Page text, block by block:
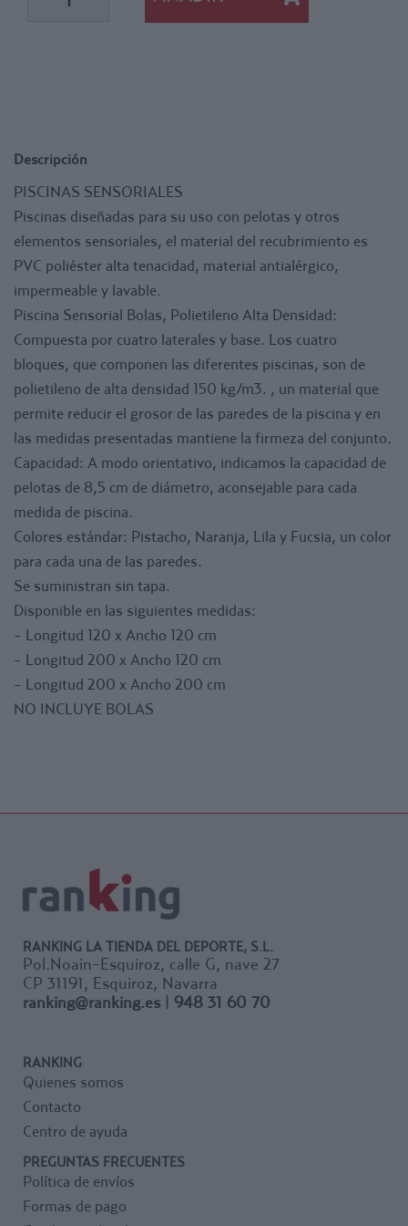
Colores estándar: Pistacho, Naranja, Lila y Fucsia, un color
- Longitud 200 x Ancho 120 cm
NO INCLUYE BOLAS
Descripción
PISCINAS SENSORIALES
Piscinas diseñadas para su uso con pelotas y otros
elementos sensoriales, el material del recubrimiento es
PVC poliéster alta tenacidad, material antialérgico,
impermeable y lavable.
Piscina Sensorial Bolas, Polietileno Alta Densidad:
Compuesta por cuatro laterales y base. Los cuatro
bloques, que componen las diferentes piscinas, son de
polietileno de alta densidad 150 kg/m3. , un material que
permite reducir el grosor de las paredes de la piscina y en
las medidas presentadas mantiene la firmeza del conjunto.
Capacidad: A modo orientativo, indicamos la capacidad de
pelotas de 8,5 cm de diámetro, aconsejable para cada
medida de piscina.
Colores estándar: Pistacho, Naranja, Lila y Fucsia, un color
para cada una de las paredes.
Se suministran sin tapa.
Disponible en las siguientes medidas:
- Longitud 120 x Ancho 120 cm
- Longitud 200 x Ancho 120 cm
- Longitud 200 x Ancho 200 cm
NO INCLUYE BOLAS
RANKING LA TIENDA DEL DEPORTE, S.L.
Pol.Noain-Esquiroz, calle G, nave 27
CP 31191, Esquiroz, Navarra
ranking@ranking.es | 948 31 60 70
RANKING
Quienes somos
Contacto
Centro de ayuda
PREGUNTAS FRECUENTES
Política de envíos
Formas de pago